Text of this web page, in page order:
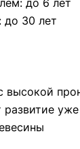
до 6 лет
до 30 лет
высокой